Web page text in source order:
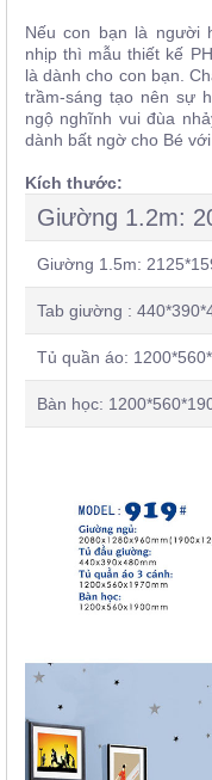
Nếu con bạn là người
nhịp thì mẫu thiết kế
là dành cho con bạn.
trầm-sáng tạo nên sự
ngộ nghĩnh vui đùa
dành bất ngờ cho Bé
Kích thước:
Giường 1.2m:
Giường 1.5m:
Tab giường :
Tủ quần áo:
Bàn học: